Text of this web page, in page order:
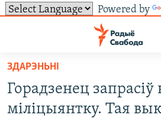
Powered by
ўнівэрсальнага
доступу
Перайсьці
да
галоўнага
УСЕ НАВІНЫ
ТОЛЬКІ НА СВАБОДЗЕ
ЗДАРЭНЬНІ
Горадзенец запрасіў
міліцыянтку. Тая